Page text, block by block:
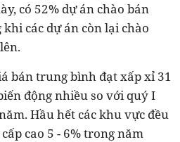
có 52% dự án chào bán
các dự án còn lại chào
bán trung bình đạt xấp xỉ 31
động nhiều so với quý I
Hầu hết các khu vực đều
cao 5 - 6% trong năm